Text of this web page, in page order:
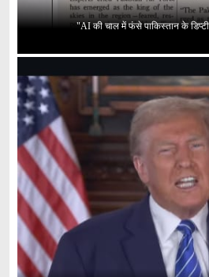
"AI की चाल में फंसे पाकिस्तान के